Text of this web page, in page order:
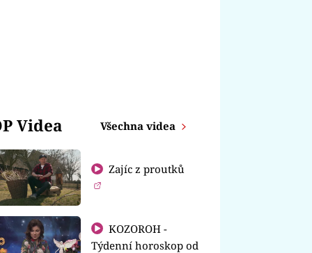
Videa Všechna videa
Zajíc z proutků
KOZOROH -
Týdenní horoskop od